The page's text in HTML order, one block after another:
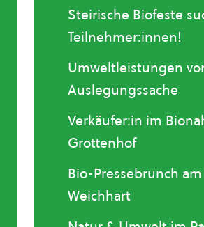
Steirische Biofeste
Teilnehmer:innen!
Umweltleistungen
Auslegungssache
Verkäufer:in im
Grottenhof
Bio-Pressebrunch
Weichhart